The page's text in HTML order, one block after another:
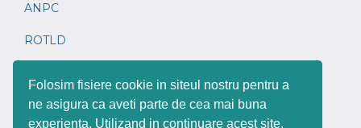
Folosim fisiere cookie in siteul nostru pentru a
ne asigura ca aveti parte de cea mai buna
experienta. Utilizand in continuare acest site,
ANPC
ROTLD